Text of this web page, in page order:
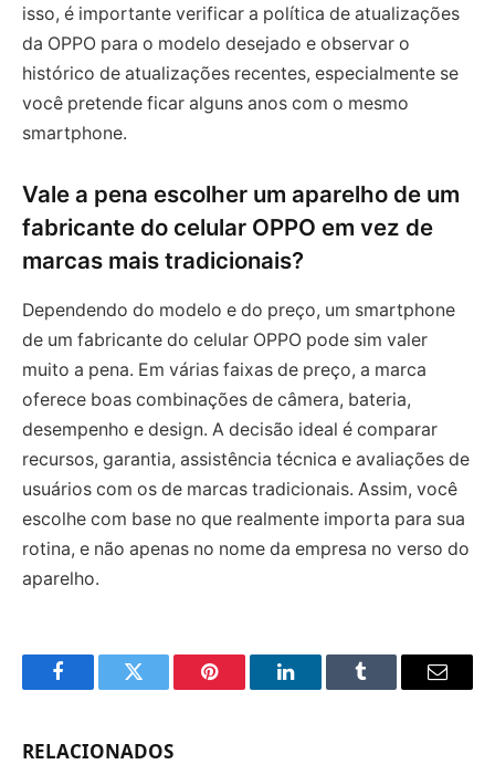
isso, é importante verificar a política de atualizações
da OPPO para o modelo desejado e observar o
histórico de atualizações recentes, especialmente se
você pretende ficar alguns anos com o mesmo
smartphone.
Vale a pena escolher um aparelho de um
fabricante do celular OPPO em vez de
marcas mais tradicionais?
Dependendo do modelo e do preço, um smartphone
de um fabricante do celular OPPO pode sim valer
muito a pena. Em várias faixas de preço, a marca
oferece boas combinações de câmera, bateria,
desempenho e design. A decisão ideal é comparar
recursos, garantia, assistência técnica e avaliações de
usuários com os de marcas tradicionais. Assim, você
escolhe com base no que realmente importa para sua
rotina, e não apenas no nome da empresa no verso do
aparelho.
FacebookTwitter Pinterest LinkedInTumblr Email
RELACIONADOS